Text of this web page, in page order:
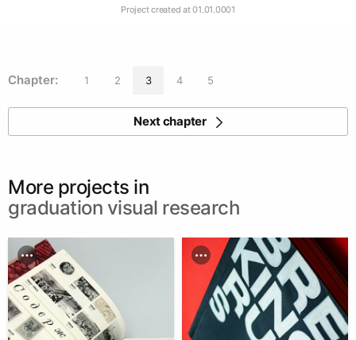
Project created at01.01.0001
Chapter: 1 2 3 4 5
Next chapter
More projects in
graduation visual research